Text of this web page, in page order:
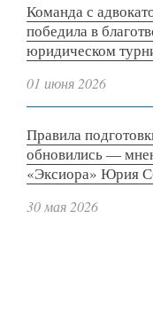
Команда с
победила в
юридическом
01 июня 2026
Правила
обновились —
«Эксиора» Юрия
30 мая 2026